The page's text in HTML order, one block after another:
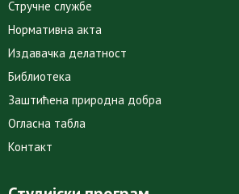
Стручне службе
Нормативна акта
Издавачка делатност
Библиотека
Заштићена природна добра
Огласна табла
Контакт